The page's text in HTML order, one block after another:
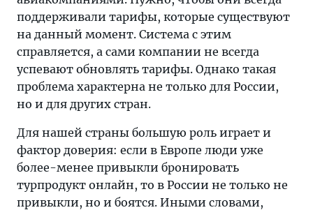
поддерживали тарифы, которые существуют
на данный момент. Система с этим
справляется, а сами компании не всегда
успевают обновлять тарифы. Однако такая
проблема характерна не только для России,
но и для других стран.
Для нашей страны большую роль играет и
фактор доверия: если в Европе люди уже
более-менее привыкли бронировать
турпродукт онлайн, то в России не только не
привыкли, но и боятся. Иными словами,